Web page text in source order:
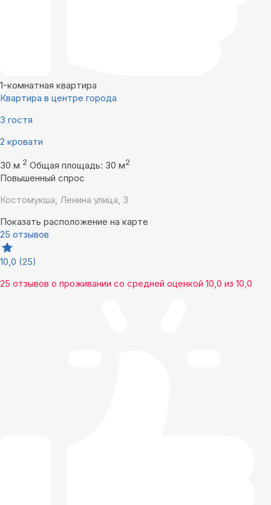
1-комнатная квартира
Квартира в центре города
3 гостя
2 кровати
30 м 2 Общая площадь: 30 м2
Повышенный спрос
Костомукша, Ленина улица, 3
Показать расположение на карте
25 отзывов
10,0 (25)
25 отзывов о проживании со средней оценкой 10,0 из 10,0